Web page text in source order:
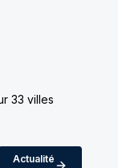
33 villes
Actualité